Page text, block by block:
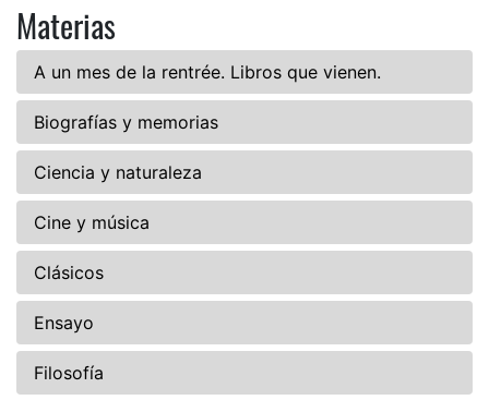
Materias
A un mes de la rentrée. Libros que vienen.
Biografías y memorias
Ciencia y naturaleza
Cine y música
Clásicos
Ensayo
Filosofía